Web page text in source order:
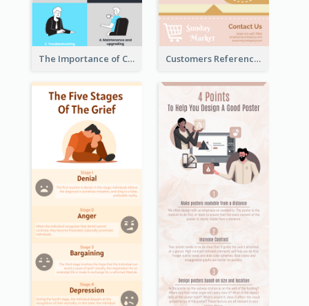
The Importance of Customer Service Infographic Customers Reference Infographic